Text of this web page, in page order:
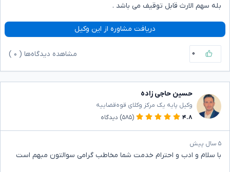
بله سهم الارث قابل توقیف می باشد .
دریافت مشاوره از این وکیل
۰ مشاهده دیدگاه‌ها ( ۰
حسین حاجی زاده
وکیل پایه یک مرکز وکلای قوه‌قضاییه
۴.۸
(۵۸۵) دیدگاه
۵ سال پیش
با سلام و ادب و احترام خدمت شما مخاطب گرامی سوالتون مبهم است